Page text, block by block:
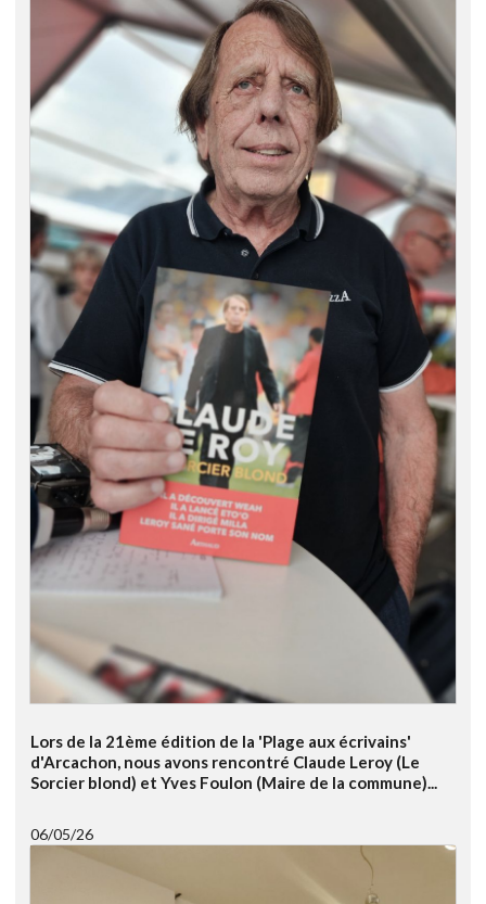
Lors de la 21ème édition de la 'Plage aux écrivains'
d'Arcachon, nous avons rencontré Claude Leroy (Le
Sorcier blond) et Yves Foulon (Maire de la commune)...
06/05/26